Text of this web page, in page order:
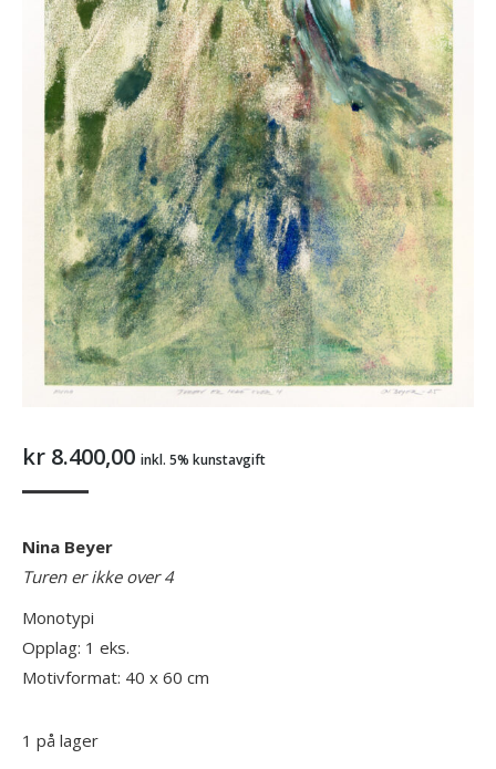
kr 8.400,00 inkl. 5% kunstavgift
Nina Beyer
Turen er ikke over 4
Monotypi
Opplag: 1 eks.
Motivformat: 40 x 60 cm
1 på lager